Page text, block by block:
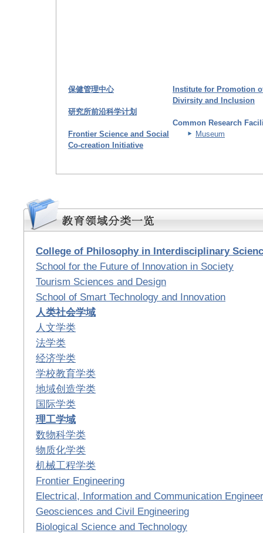
保健管理中心
研究所前沿科学计划
Frontier Science and Social
Co-creation Initiative
Institute for Promotion
Divirsity and Inclusion
Common Research
Museum
College of Philosophy in Interdisciplinary
School for the Future of Innovation in Society
Tourism Sciences and Design
School of Smart Technology and Innovation
人类社会学域
人文学类
法学类
经济学类
学校教育学类
地域创造学类
国际学类
理工学域
数物科学类
物质化学类
机械工程学类
Frontier Engineering
Electrical, Information and Communication
Geosciences and Civil Engineering
Biological Science and Technology